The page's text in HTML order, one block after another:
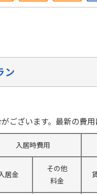
ン
ございます。最新の費
入居時費用
居金
その他
料金